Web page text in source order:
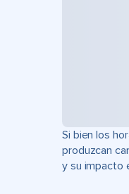
Si bien los
produzcan
y su impacto